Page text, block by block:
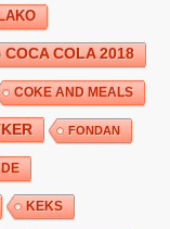
COCA COLA 2018
COKE AND MEALS
FONDAN
KEKS